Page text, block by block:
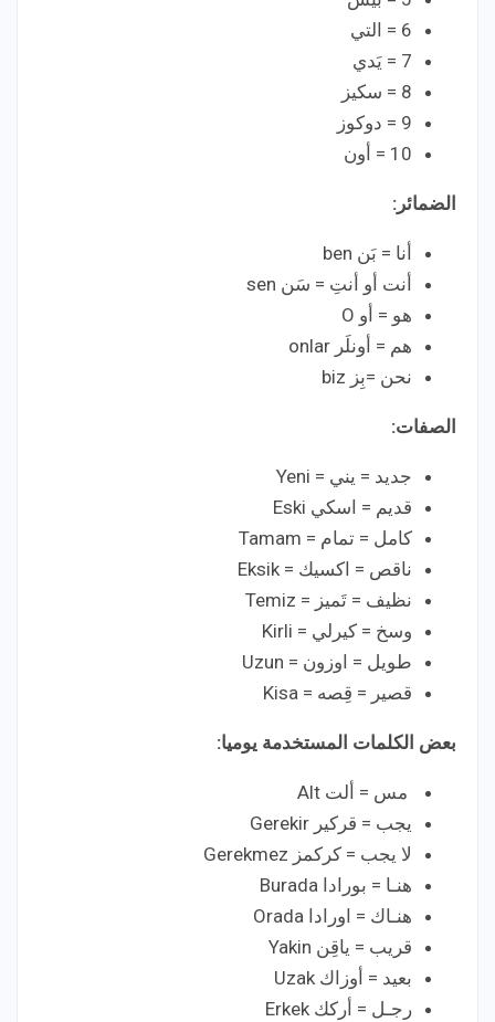
6 = التي
7 = يَدي
8 = سكيز
9 = دوكوز
10 = أون
الضمائر:
أنا = بَن ben
أنت أو أنتِ = سَن sen
هو = أو O
هم = أونلَر onlar
نحن =بِز biz
الصفات:
جديد = يني = Yeni
قديم = اسكي Eski
كامل = تمام = Tamam
ناقص = اكسيك = Eksik
نظيف = تَميز = Temiz
وسخ = كيرلي = Kirli
طويل = اوزون = Uzun
قصير = قِصه = Kisa
بعض الكلمات المستخدمة يوميا:
مس = ألت Alt
يجب = قركير Gerekir
لا يجب = كركمز Gerekmez
هنـا = بورادا Burada
هنـاك = اورادا Orada
قريب = ياقِن Yakin
بعيد = أوزاك Uzak
رجـل = أركك Erkek